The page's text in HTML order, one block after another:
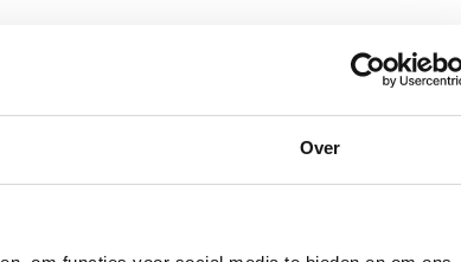
Over